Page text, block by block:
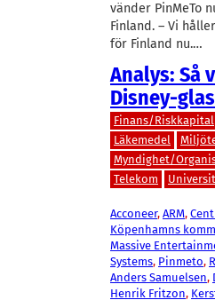
vänder PinMeTo
Finland. – Vi
för Finland nu.…
Analys: Så
Disney-
Finans/Riskkapital
Läkemedel
Myndighet/
Telekom
Acconeer, ARM,
Köpenhamns
Massive
Systems, Pinmeto,
Anders Samuelsen,
Henrik Fritzon,